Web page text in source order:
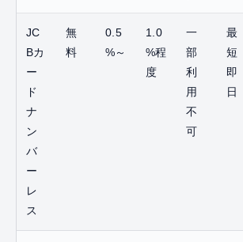
JC
Bカ
ー
ド
ナ
ン
バ
ー
レ
ス
無
料
0.5
%～
1.0
%程
度
一
部
利
用
不
可
最
短
即
日